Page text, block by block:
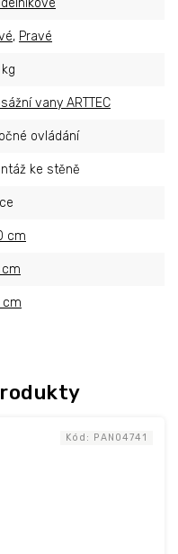
Kód: PAN04741
, Pravé
vany ARTTEC
ovládání
ke stěně
cm
cm
cm